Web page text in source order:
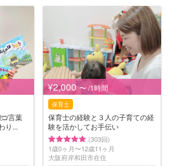
□︎/言葉
り...
¥2,000 〜 /1時間
保育士
保育士の経験と３人の子育ての経
験を活かしてお手伝い
(303回)
1歳0ヶ月〜12歳11ヶ月
大阪府岸和田市在住